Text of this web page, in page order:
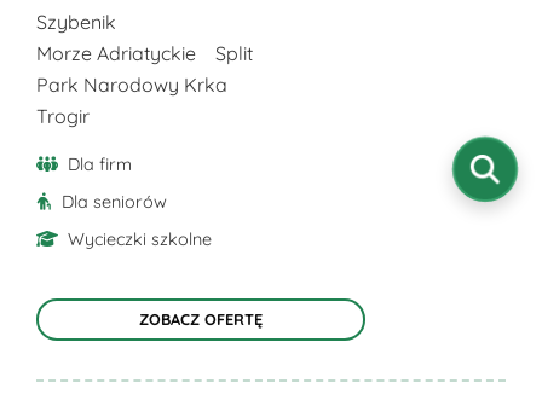
produktu
Szybenik
Morze Adriatyckie
Split
Park Narodowy Krka
Trogir
Dla firm
Dla seniorów
Wycieczki szkolne
ZOBACZ OFERTĘ